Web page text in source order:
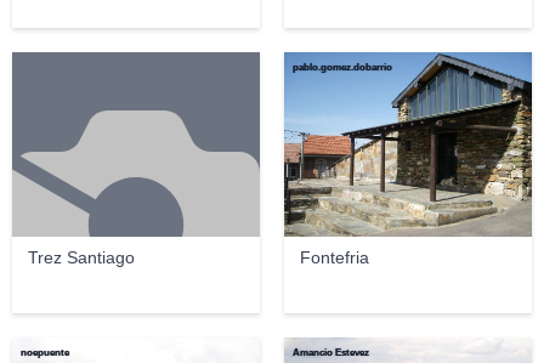
Trez Santiago Fontefria
pablo.gomez.dobarrio
noepuente Amancio Estevez